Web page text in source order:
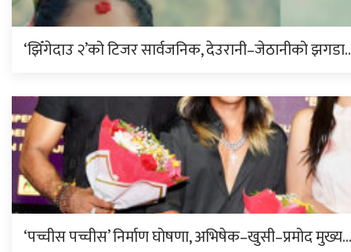
‘झिँगेदाउ २’को टिजर सार्वजनिक, देउरानी–जेठानीको
‘पच्चीस पच्चीस’ निर्माण घोषणा, अभिषेक–खुसी–प्रमोद मुख्य…